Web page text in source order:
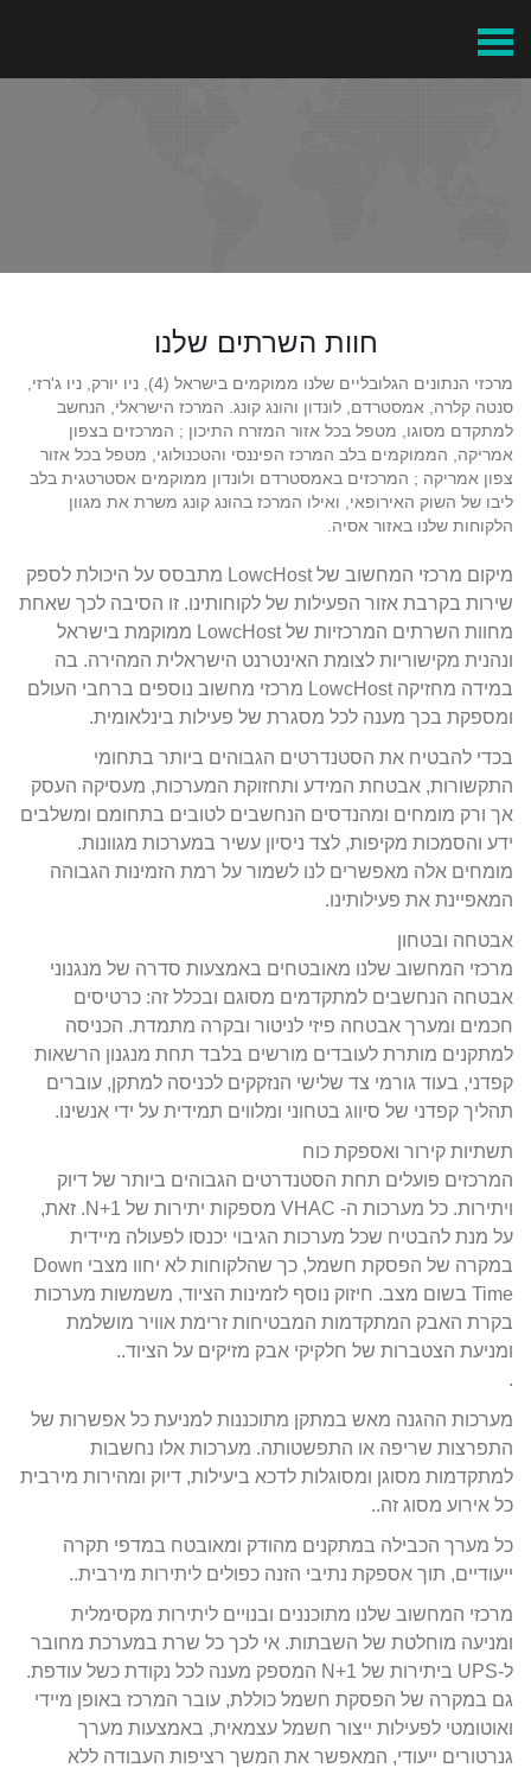
חוות השרתים שלנו
מרכזי הנתונים הגלובליים שלנו ממוקמים בישראל (4), ניו יורק, ניו ג'רזי,
סנטה קלרה, אמסטרדם, לונדון והונג קונג. המרכז הישראלי, הנחשב
למתקדם מסוגו, מטפל בכל אזור המזרח התיכון ; המרכזים בצפון
אמריקה, הממוקמים בלב המרכז הפיננסי והטכנולוגי, מטפל בכל אזור
צפון אמריקה ; המרכזים באמסטרדם ולונדון ממוקמים אסטרטגית בלב
ליבו של השוק האירופאי, ואילו המרכז בהונג קונג משרת את מגוון
הלקוחות שלנו באזור אסיה.
מיקום מרכזי המחשוב של LowcHost מתבסס על היכולת לספק
שירות בקרבת אזור הפעילות של לקוחותינו. זו הסיבה לכך שאחת
מחוות השרתים המרכזיות של LowcHost ממוקמת בישראל
ונהנית מקישוריות לצומת האינטרנט הישראלית המהירה. בה
במידה מחזיקה LowcHost מרכזי מחשוב נוספים ברחבי העולם
ומספקת בכך מענה לכל מסגרת של פעילות בינלאומית.
בכדי להבטיח את הסטנדרטים הגבוהים ביותר בתחומי
התקשורות, אבטחת המידע ותחזוקת המערכות, מעסיקה העסק
אך ורק מומחים ומהנדסים הנחשבים לטובים בתחומם ומשלבים
ידע והסמכות מקיפות, לצד ניסיון עשיר במערכות מגוונות.
מומחים אלה מאפשרים לנו לשמור על רמת הזמינות הגבוהה
המאפיינת את פעילותינו.
אבטחה ובטחון
מרכזי המחשוב שלנו מאובטחים באמצעות סדרה של מנגנוני
אבטחה הנחשבים למתקדמים מסוגם ובכלל זה: כרטיסים
חכמים ומערך אבטחה פיזי לניטור ובקרה מתמדת. הכניסה
למתקנים מותרת לעובדים מורשים בלבד תחת מנגנון הרשאות
קפדני, בעוד גורמי צד שלישי הנזקקים לכניסה למתקן, עוברים
תהליך קפדני של סיווג בטחוני ומלווים תמידית על ידי אנשינו.
תשתיות קירור ואספקת כוח
המרכזים פועלים תחת הסטנדרטים הגבוהים ביותר של דיוק
ויתירות. כל מערכות ה- VHAC מספקות יתירות של N+1. זאת,
על מנת להבטיח שכל מערכות הגיבוי יכנסו לפעולה מיידית
במקרה של הפסקת חשמל, כך שהלקוחות לא יחוו מצבי Down
Time בשום מצב. חיזוק נוסף לזמינות הציוד, משמשות מערכות
בקרת האבק המתקדמות המבטיחות זרימת אוויר מושלמת
ומניעת הצטברות של חלקיקי אבק מזיקים על הציוד..
.
מערכות ההגנה מאש במתקן מתוכננות למניעת כל אפשרות של
התפרצות שריפה או התפשטותה. מערכות אלו נחשבות
למתקדמות מסוגן ומסוגלות לדכא ביעילות, דיוק ומהירות מירבית
כל אירוע מסוג זה..
כל מערך הכבילה במתקנים מהודק ומאובטח במדפי תקרה
ייעודיים, תוך אספקת נתיבי הזנה כפולים ליתירות מירבית..
מרכזי המחשוב שלנו מתוכננים ובנויים ליתירות מקסימלית
ומניעה מוחלטת של השבתות. אי לכך כל שרת במערכת מחובר
ל-UPS ביתירות של N+1 המספק מענה לכל נקודת כשל עודפת.
גם במקרה של הפסקת חשמל כוללת, עובר המרכז באופן מיידי
ואוטומטי לפעילות ייצור חשמל עצמאית, באמצעות מערך
גנרטורים ייעודי, המאפשר את המשך רציפות העבודה ללא